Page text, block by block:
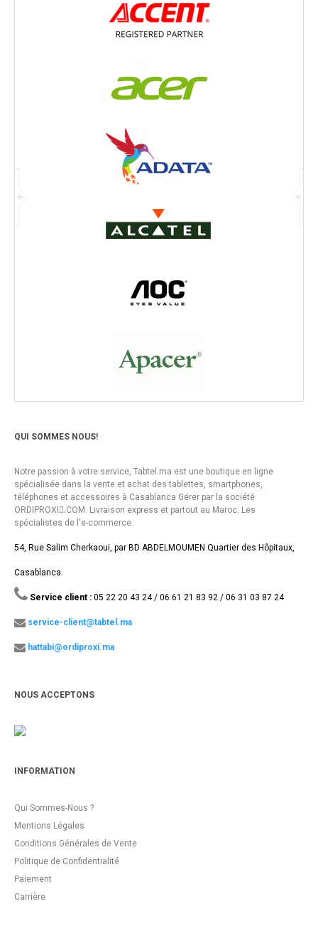
QUI SOMMES NOUS!
Notre passion à votre service, Tabtel.ma est une boutique en ligne
spécialisée dans la vente et achat des tablettes, smartphones,
téléphones et accessoires à Casablanca Gérer par la société
ORDIPROXI.ِCOM. Livraison express et partout au Maroc. Les
spécialistes de l'e-commerce.
54, Rue Salim Cherkaoui, par BD ABDELMOUMEN Quartier des Hôpitaux,
Casablanca.
Service client : 05 22 20 43 24 / 06 61 21 83 92 / 06 31 03 87 24
service-client@tabtel.ma
hattabi@ordiproxi.ma
NOUS ACCEPTONS
INFORMATION
Qui Sommes-Nous ?
Mentions Légales
Conditions Générales de Vente
Politique de Confidentialité
Paiement
Carrière